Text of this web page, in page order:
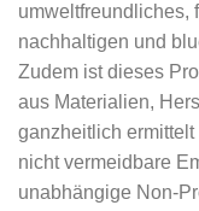
umweltfreundliches,
nachhaltigen und
Zudem ist dieses
aus Materialien,
ganzheitlich ermittelt
nicht vermeidbare
unabhängige Non-